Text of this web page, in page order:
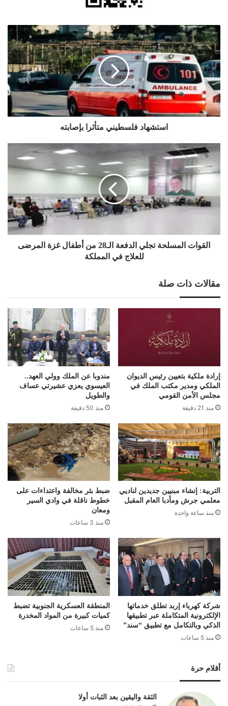
استشهاد
فلسطيني
متأثرا
بإصابته
استشهاد فلسطيني متأثرا بإصابته
القوات
المسلحة
تجلي
أطفال
المرضى
للعلاج
القوات المسلحة تجلي الدفعة الـ28 من أطفال غزة المرضى
للعلاج في المملكة
مقالات ذات صلة
إرادة ملكية بتعيين رئيس الديوان
الملكي ومدير مكتب الملك في
مجلس الأمن القومي
منذ 21 دقيقة
مندوبا عن الملك وولي العهد..
العيسوي يعزي عشيرتي عساف
والطويل
منذ 50 دقيقة
التربية: إنشاء مبنيين جديدين لناديي
معلمي جرش ومأدبا العام المقبل
منذ ساعة واحدة
ضبط بئر مخالفة واعتداءات على
خطوط ناقلة في وادي السير
ومعان
منذ 3 ساعات
شركة كهرباء إربد تطلق خدماتها
الإلكترونية المتكاملة عبر تطبيقها
الذكي وبالتكامل مع تطبيق “سند”
منذ 5 ساعات
المنطقة العسكرية الجنوبية تضبط
كميات كبيرة من المواد المخدرة
منذ 5 ساعات
أقلام حرة
الثقة واليقين بعد الثبات أولا